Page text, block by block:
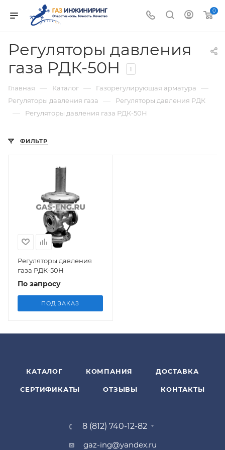
0
Регуляторы давления
газа РДК-50Н
1
Главная — Каталог — Газорегулирующая арматура —
Регуляторы давления газа — Регуляторы давления РДК
— Регуляторы давления газа РДК-50Н
ФИЛЬТР
Регуляторы давления
газа РДК-50Н
По запросу
ПОД ЗАКАЗ
КАТАЛОГ КОМПАНИЯ ДОСТАВКА
СЕРТИФИКАТЫ ОТЗЫВЫ КОНТАКТЫ
8 (812) 740-12-82
gaz-ing@yandex.ru